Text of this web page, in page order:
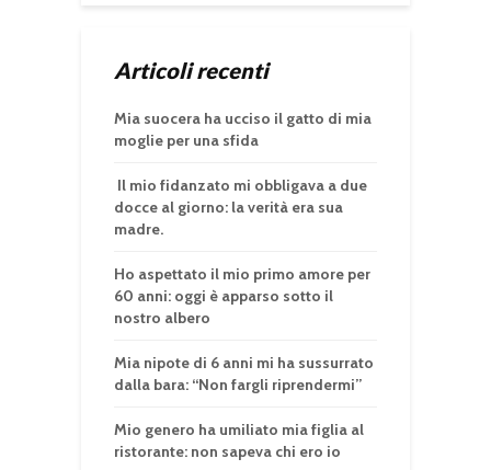
Articoli recenti
Mia suocera ha ucciso il gatto di mia
moglie per una sfida
Il mio fidanzato mi obbligava a due
docce al giorno: la verità era sua
madre.
Ho aspettato il mio primo amore per
60 anni: oggi è apparso sotto il
nostro albero
Mia nipote di 6 anni mi ha sussurrato
dalla bara: “Non fargli riprendermi”
Mio genero ha umiliato mia figlia al
ristorante: non sapeva chi ero io